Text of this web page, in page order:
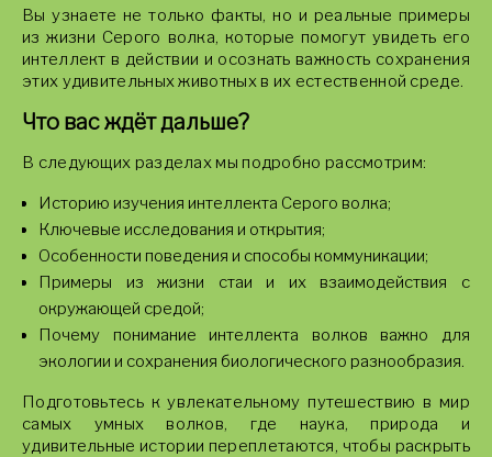
Вы узнаете не только факты, но и реальные примеры
из жизни Серого волка, которые помогут увидеть его
интеллект в действии и осознать важность сохранения
этих удивительных животных в их естественной среде.
Что вас ждёт дальше?
В следующих разделах мы подробно рассмотрим:
Историю изучения интеллекта Серого волка;
Ключевые исследования и открытия;
Особенности поведения и способы коммуникации;
Примеры из жизни стаи и их взаимодействия с
окружающей средой;
Почему понимание интеллекта волков важно для
экологии и сохранения биологического разнообразия.
Подготовьтесь к увлекательному путешествию в мир
самых умных волков, где наука, природа и
удивительные истории переплетаются, чтобы раскрыть